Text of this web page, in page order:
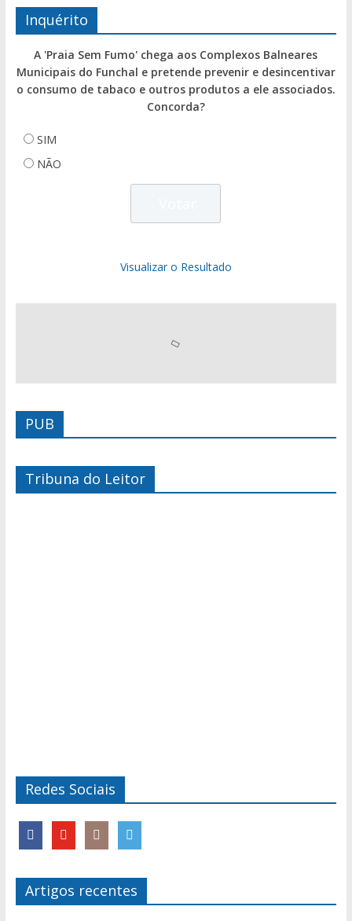
Inquérito
A 'Praia Sem Fumo' chega aos Complexos Balneares
Municipais do Funchal e pretende prevenir e desincentivar
o consumo de tabaco e outros produtos a ele associados.
Concorda?
SIM
NÃO
Visualizar o Resultado
PUB
Tribuna do Leitor
Redes Sociais
Artigos recentes